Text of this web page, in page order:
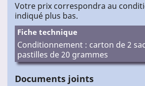
Votre prix correspondra au
indiqué plus bas.
Fiche technique
Conditionnement : carton de 2
pastilles de 20 grammes
Documents joints